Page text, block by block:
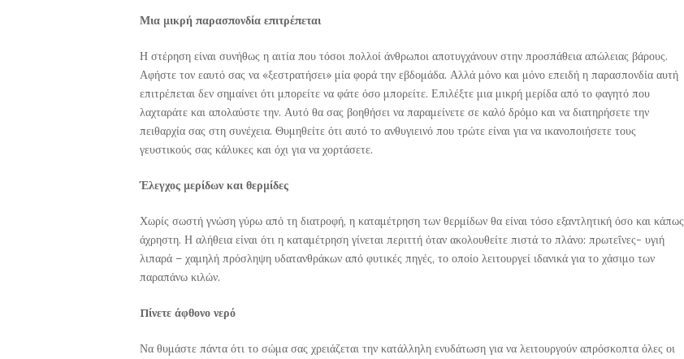
Μια μικρή παρασπονδία επιτρέπεται
Η στέρηση είναι συνήθως η αιτία που τόσοι πολλοί άνθρωποι αποτυγχάνουν στην προσπάθεια απώλειας βάρους.
Αφήστε τον εαυτό σας να «ξεστρατήσει» μία φορά την εβδομάδα. Αλλά μόνο και μόνο επειδή η παρασπονδία αυτή
επιτρέπεται δεν σημαίνει ότι μπορείτε να φάτε όσο μπορείτε. Επιλέξτε μια μικρή μερίδα από το φαγητό που
λαχταράτε και απολαύστε την. Αυτό θα σας βοηθήσει να παραμείνετε σε καλό δρόμο και να διατηρήσετε την
πειθαρχία σας στη συνέχεια. Θυμηθείτε ότι αυτό το ανθυγιεινό που τρώτε είναι για να ικανοποιήσετε τους
γευστικούς σας κάλυκες και όχι για να χορτάσετε.
Έλεγχος μερίδων και θερμίδες
Χωρίς σωστή γνώση γύρω από τη διατροφή, η καταμέτρηση των θερμίδων θα είναι τόσο εξαντλητική όσο και κάπως
άχρηστη. Η αλήθεια είναι ότι η καταμέτρηση γίνεται περιττή όταν ακολουθείτε πιστά το πλάνο: πρωτεΐνες- υγιή
λιπαρά – χαμηλή πρόσληψη υδατανθράκων από φυτικές πηγές, το οποίο λειτουργεί ιδανικά για το χάσιμο των
παραπάνω κιλών.
Πίνετε άφθονο νερό
Να θυμάστε πάντα ότι το σώμα σας χρειάζεται την κατάλληλη ενυδάτωση για να λειτουργούν απρόσκοπτα όλες οι